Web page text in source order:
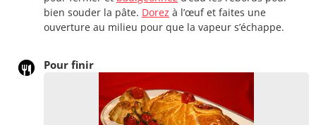
bien souder la pâte. Dorez à l’œuf et faites une
ouverture au milieu pour que la vapeur s’échappe.
Pour finir